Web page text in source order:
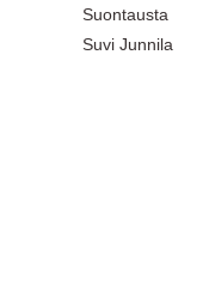
Suontausta
Suvi Junnila